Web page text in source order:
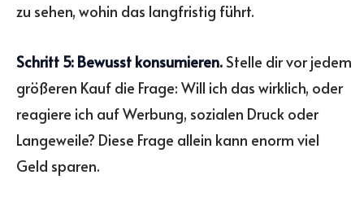
zu sehen, wohin das langfristig führt.
Schritt 5: Bewusst konsumieren. Stelle dir vor jedem
größeren Kauf die Frage: Will ich das wirklich, oder
reagiere ich auf Werbung, sozialen Druck oder
Langeweile? Diese Frage allein kann enorm viel
Geld sparen.